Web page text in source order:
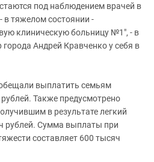
под наблюдением врачей в
в тяжелом состоянии -
клиническую больницу №1", - в
Андрей Кравченко у себя в
выплатить семьям
Также предусмотрено
в результате легкий
рублей. Сумма выплаты при
составляет 600 тысяч